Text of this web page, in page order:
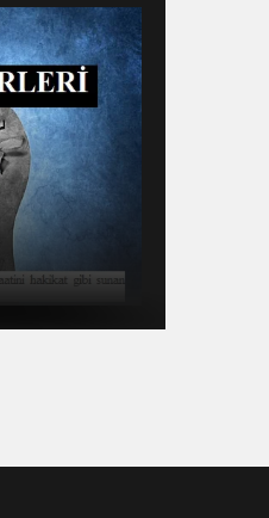
SOSYAL MEDYADAKİ FUTBOL